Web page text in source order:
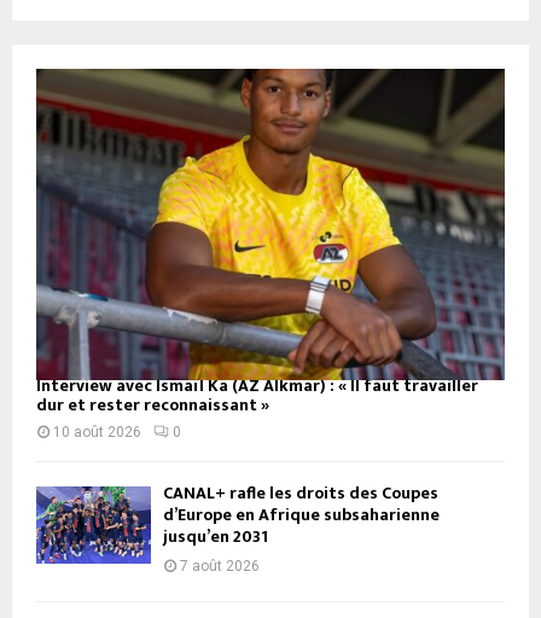
Interview avec Ismaïl Ka (AZ Alkmar) : « Il faut travailler
dur et rester reconnaissant »
10 août 2026 0
CANAL+ rafle les droits des Coupes
d’Europe en Afrique subsaharienne
jusqu’en 2031
7 août 2026